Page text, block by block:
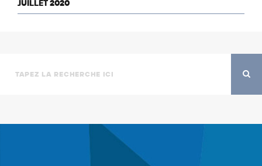
JUILLET 2020